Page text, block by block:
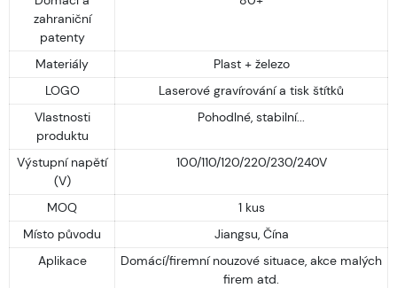
zahraniční
patenty
Materiály
Plast + železo
LOGO
Laserové gravírování a tisk štítků
Vlastnosti
produktu
Pohodlné, stabilní...
Výstupní napětí
(V)
100/110/120/220/230/240V
MOQ
1 kus
Místo původu
Jiangsu, Čína
Aplikace
Domácí/firemní nouzové situace, akce malých
firem atd.